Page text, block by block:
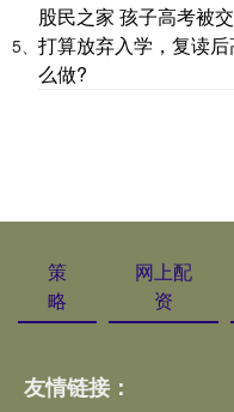
5、
股民之家 孩子高考被
打算放弃入学，复读
么做?
策
略
网上配
资
友情链接：